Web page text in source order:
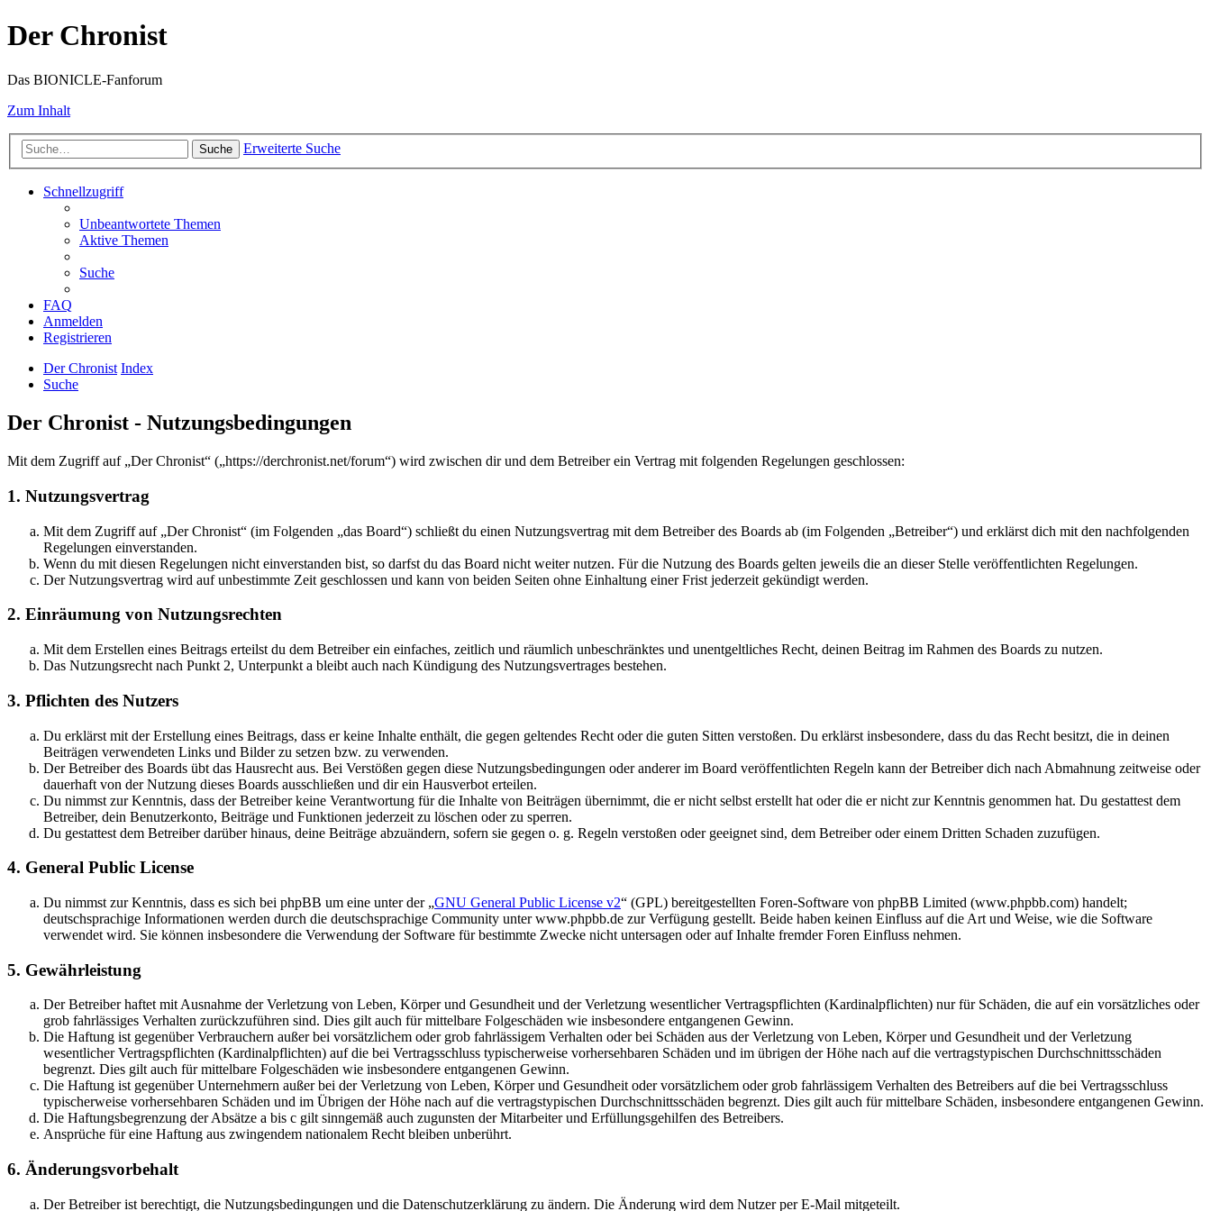
Der Chronist
Das BIONICLE-Fanforum
Zum Inhalt
Suche Erweiterte Suche
Schnellzugriff
Unbeantwortete Themen
Aktive Themen
Suche
FAQ
Anmelden
Registrieren
Der Chronist Index
Suche
Der Chronist - Nutzungsbedingungen
Mit dem Zugriff auf „Der Chronist“ („https://derchronist.net/forum“) wird zwischen dir und dem Betreiber ein Vertrag mit folgenden Regelungen geschlossen:
1. Nutzungsvertrag
Mit dem Zugriff auf „Der Chronist“ (im Folgenden „das Board“) schließt du einen Nutzungsvertrag mit dem Betreiber des Boards ab (im Folgenden „Betreiber“) und erklärst dich mit den nachfolgenden
Regelungen einverstanden.
Wenn du mit diesen Regelungen nicht einverstanden bist, so darfst du das Board nicht weiter nutzen. Für die Nutzung des Boards gelten jeweils die an dieser Stelle veröffentlichten Regelungen.
Der Nutzungsvertrag wird auf unbestimmte Zeit geschlossen und kann von beiden Seiten ohne Einhaltung einer Frist jederzeit gekündigt werden.
2. Einräumung von Nutzungsrechten
Mit dem Erstellen eines Beitrags erteilst du dem Betreiber ein einfaches, zeitlich und räumlich unbeschränktes und unentgeltliches Recht, deinen Beitrag im Rahmen des Boards zu nutzen.
Das Nutzungsrecht nach Punkt 2, Unterpunkt a bleibt auch nach Kündigung des Nutzungsvertrages bestehen.
3. Pflichten des Nutzers
Du erklärst mit der Erstellung eines Beitrags, dass er keine Inhalte enthält, die gegen geltendes Recht oder die guten Sitten verstoßen. Du erklärst insbesondere, dass du das Recht besitzt, die in deinen
Beiträgen verwendeten Links und Bilder zu setzen bzw. zu verwenden.
Der Betreiber des Boards übt das Hausrecht aus. Bei Verstößen gegen diese Nutzungsbedingungen oder anderer im Board veröffentlichten Regeln kann der Betreiber dich nach Abmahnung zeitweise oder
dauerhaft von der Nutzung dieses Boards ausschließen und dir ein Hausverbot erteilen.
Du nimmst zur Kenntnis, dass der Betreiber keine Verantwortung für die Inhalte von Beiträgen übernimmt, die er nicht selbst erstellt hat oder die er nicht zur Kenntnis genommen hat. Du gestattest dem
Betreiber, dein Benutzerkonto, Beiträge und Funktionen jederzeit zu löschen oder zu sperren.
Du gestattest dem Betreiber darüber hinaus, deine Beiträge abzuändern, sofern sie gegen o. g. Regeln verstoßen oder geeignet sind, dem Betreiber oder einem Dritten Schaden zuzufügen.
4. General Public License
Du nimmst zur Kenntnis, dass es sich bei phpBB um eine unter der „GNU General Public License v2“ (GPL) bereitgestellten Foren-Software von phpBB Limited (www.phpbb.com) handelt;
deutschsprachige Informationen werden durch die deutschsprachige Community unter www.phpbb.de zur Verfügung gestellt. Beide haben keinen Einfluss auf die Art und Weise, wie die Software
verwendet wird. Sie können insbesondere die Verwendung der Software für bestimmte Zwecke nicht untersagen oder auf Inhalte fremder Foren Einfluss nehmen.
5. Gewährleistung
Der Betreiber haftet mit Ausnahme der Verletzung von Leben, Körper und Gesundheit und der Verletzung wesentlicher Vertragspflichten (Kardinalpflichten) nur für Schäden, die auf ein vorsätzliches oder
grob fahrlässiges Verhalten zurückzuführen sind. Dies gilt auch für mittelbare Folgeschäden wie insbesondere entgangenen Gewinn.
Die Haftung ist gegenüber Verbrauchern außer bei vorsätzlichem oder grob fahrlässigem Verhalten oder bei Schäden aus der Verletzung von Leben, Körper und Gesundheit und der Verletzung
wesentlicher Vertragspflichten (Kardinalpflichten) auf die bei Vertragsschluss typischerweise vorhersehbaren Schäden und im übrigen der Höhe nach auf die vertragstypischen Durchschnittsschäden
begrenzt. Dies gilt auch für mittelbare Folgeschäden wie insbesondere entgangenen Gewinn.
Die Haftung ist gegenüber Unternehmern außer bei der Verletzung von Leben, Körper und Gesundheit oder vorsätzlichem oder grob fahrlässigem Verhalten des Betreibers auf die bei Vertragsschluss
typischerweise vorhersehbaren Schäden und im Übrigen der Höhe nach auf die vertragstypischen Durchschnittsschäden begrenzt. Dies gilt auch für mittelbare Schäden, insbesondere entgangenen Gewinn.
Die Haftungsbegrenzung der Absätze a bis c gilt sinngemäß auch zugunsten der Mitarbeiter und Erfüllungsgehilfen des Betreibers.
Ansprüche für eine Haftung aus zwingendem nationalem Recht bleiben unberührt.
6. Änderungsvorbehalt
Der Betreiber ist berechtigt, die Nutzungsbedingungen und die Datenschutzerklärung zu ändern. Die Änderung wird dem Nutzer per E-Mail mitgeteilt.